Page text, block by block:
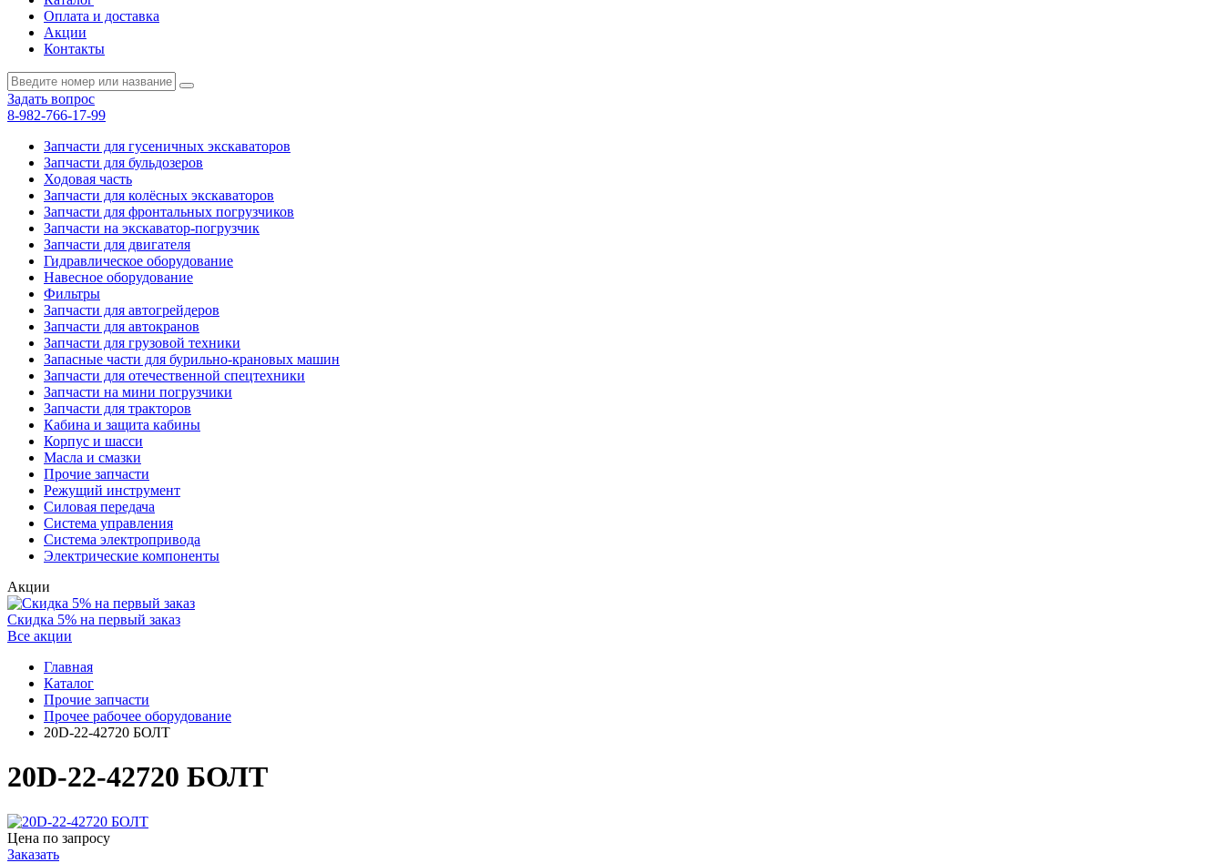
Оплата и доставка
Акции
Контакты
Задать вопрос
8-982-766-17-99
Запчасти для гусеничных экскаваторов
Запчасти для бульдозеров
Ходовая часть
Запчасти для колёсных экскаваторов
Запчасти для фронтальных погрузчиков
Запчасти на экскаватор-погрузчик
Запчасти для двигателя
Гидравлическое оборудование
Навесное оборудование
Фильтры
Запчасти для автогрейдеров
Запчасти для автокранов
Запчасти для грузовой техники
Запасные части для бурильно-крановых машин
Запчасти для отечественной спецтехники
Запчасти на мини погрузчики
Запчасти для тракторов
Кабина и защита кабины
Корпус и шасси
Масла и смазки
Прочие запчасти
Режущий инструмент
Силовая передача
Система управления
Система электропривода
Электрические компоненты
Акции
Скидка 5% на первый заказ
Все акции
Главная
Каталог
Прочие запчасти
Прочее рабочее оборудование
20D-22-42720 БОЛТ
20D-22-42720 БОЛТ
Цена по запросу
Заказать